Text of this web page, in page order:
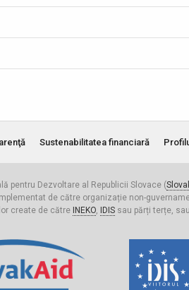
Sustenabilitatea financiară
pentru Dezvoltare al Republicii Slovace (
de către organizație non-
create de către INEKO, IDISsau părți terțe,